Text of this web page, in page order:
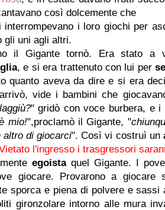
così dolcemente che
interrompevano i loro giochi per
gli uni agli altri.
il Gigante tornò. Era stato a
, e si era trattenuto con lui per
quanto aveva da dire e si era
vide i bambini che
" gridò con voce burbera, e i
mio!",proclamò il Gigante, "
altro di giocarci". Così vi costruì un
l'ingresso i trasgressori
egoista quel Gigante. I
giocare. Provarono a
sporca e piena di polvere e
gironzolare intorno alle mura